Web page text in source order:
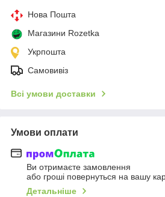
Нова Пошта
Магазини Rozetka
Укрпошта
Самовивіз
Всі умови доставки
Умови оплати
Ви отримаєте замовлення
або гроші повернуться на вашу
Детальніше